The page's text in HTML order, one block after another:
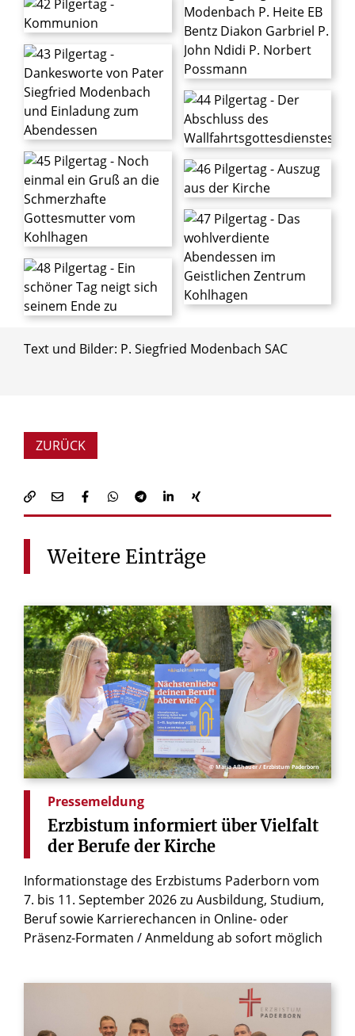
Text und Bilder: P. Siegfried Modenbach SAC
ZURÜCK
Weitere Einträge
© Maria Aßhauer / Erzbistum Paderborn
Pressemeldung
Erzbistum informiert über Vielfalt
der Berufe der Kirche
Informationstage des Erzbistums Paderborn vom
7. bis 11. September 2026 zu Ausbildung, Studium,
Beruf sowie Karrierechancen in Online- oder
Präsenz-Formaten / Anmeldung ab sofort möglich